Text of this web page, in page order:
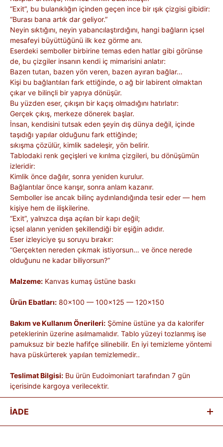
“Exit”, bu bulanıklığın içinden geçen ince bir ışık çizgisi gibidir:
“Burası bana artık dar geliyor.”
Neyin sıktığını, neyin yabancılaştırdığını, hangi bağların içsel
mesafeyi büyüttüğünü ilk kez görme anı.
Eserdeki semboller birbirine temas eden hatlar gibi görünse
de, bu çizgiler insanın kendi iç mimarisini anlatır:
Bazen tutan, bazen yön veren, bazen ayıran bağlar…
Kişi bu bağlantıları fark ettiğinde, o ağ bir labirent olmaktan
çıkar ve bilinçli bir yapıya dönüşür.
Bu yüzden eser, çıkışın bir kaçış olmadığını hatırlatır:
Gerçek çıkış, merkeze dönerek başlar.
İnsan, kendisini tutsak eden şeyin dış dünya değil, içinde
taşıdığı yapılar olduğunu fark ettiğinde;
sıkışma çözülür, kimlik sadeleşir, yön belirir.
Tablodaki renk geçişleri ve kırılma çizgileri, bu dönüşümün
izleridir:
Kimlik önce dağılır, sonra yeniden kurulur.
Bağlantılar önce karışır, sonra anlam kazanır.
Semboller ise ancak bilinç aydınlandığında tesir eder — hem
kişiye hem de ilişkilerine.
“Exit”, yalnızca dışa açılan bir kapı değil;
içsel alanın yeniden şekillendiği bir eşiğin adıdır.
Eser izleyiciye şu soruyu bırakır:
“Gerçekten nereden çıkmak istiyorsun… ve önce nerede
olduğunu ne kadar biliyorsun?”
Malzeme: Kanvas kumaş üstüne baskı
Ürün Ebatları: 80×100 — 100×125 — 120×150
Bakım ve Kullanım Önerileri: Şömine üstüne ya da kalorifer
peteklerinin üzerine asılmamalıdır. Tablo yüzeyi tozlanmış ise
pamuksuz bir bezle hafifçe silinebilir. En iyi temizleme yöntemi
hava püskürterek yapılan temizlemedir..
Teslimat Bilgisi: Bu ürün Eudoimoniart tarafından 7 gün
içerisinde kargoya verilecektir.
İADE